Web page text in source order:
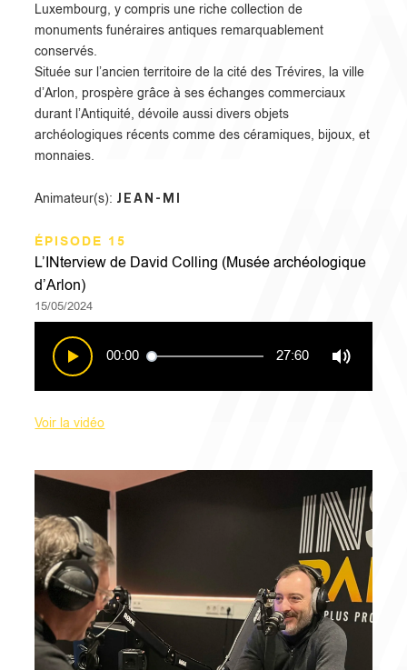
Luxembourg, y compris une riche collection de
monuments funéraires antiques remarquablement
conservés.
Située sur l’ancien territoire de la cité des Trévires, la ville
d’Arlon, prospère grâce à ses échanges commerciaux
durant l’Antiquité, dévoile aussi divers objets
archéologiques récents comme des céramiques, bijoux, et
monnaies.
Animateur(s): JEAN-MI
ÉPISODE 15
L’INterview de David Colling (Musée archéologique
d’Arlon)
15/05/2024
00:00 27:60
Voir la vidéo